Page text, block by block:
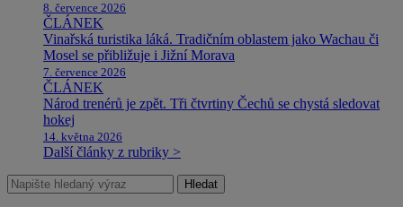
8. července 2026
ČLÁNEK
Vinařská turistika láká. Tradičním oblastem jako Wachau či
Mosel se přibližuje i Jižní Morava
7. července 2026
ČLÁNEK
Národ trenérů je zpět. Tři čtvrtiny Čechů se chystá sledovat
hokej
14. května 2026
Další články z rubriky >
Hledat